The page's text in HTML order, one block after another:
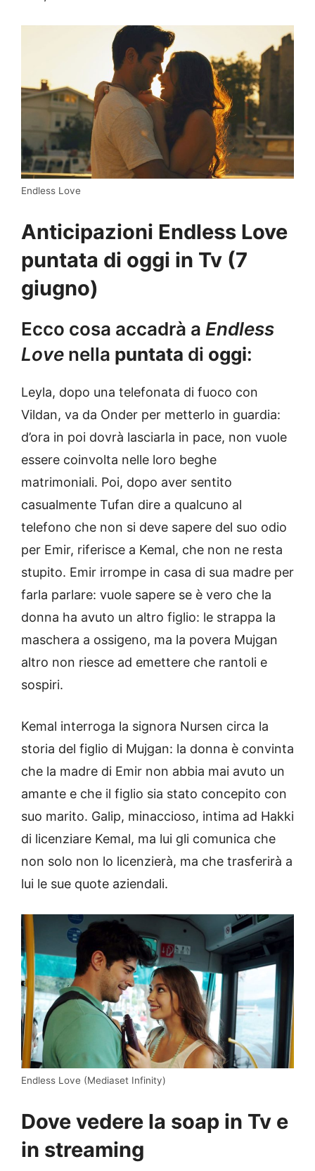
Endless Love
Anticipazioni Endless Love
puntata di oggi in Tv (7
giugno)
Ecco cosa accadrà a Endless
Love nella puntata di oggi:
Leyla, dopo una telefonata di fuoco con
Vildan, va da Onder per metterlo in guardia:
d’ora in poi dovrà lasciarla in pace, non vuole
essere coinvolta nelle loro beghe
matrimoniali. Poi, dopo aver sentito
casualmente Tufan dire a qualcuno al
telefono che non si deve sapere del suo odio
per Emir, riferisce a Kemal, che non ne resta
stupito. Emir irrompe in casa di sua madre per
farla parlare: vuole sapere se è vero che la
donna ha avuto un altro figlio: le strappa la
maschera a ossigeno, ma la povera Mujgan
altro non riesce ad emettere che rantoli e
sospiri.
Kemal interroga la signora Nursen circa la
storia del figlio di Mujgan: la donna è convinta
che la madre di Emir non abbia mai avuto un
amante e che il figlio sia stato concepito con
suo marito. Galip, minaccioso, intima ad Hakki
di licenziare Kemal, ma lui gli comunica che
non solo non lo licenzierà, ma che trasferirà a
lui le sue quote aziendali.
Endless Love (Mediaset Infinity)
Dove vedere la soap in Tv e
in streaming